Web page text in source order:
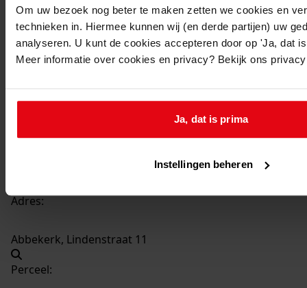
Om uw bezoek nog beter te maken zetten we cookies en
technieken in. Hiermee kunnen wij (en derde partijen) uw
analyseren. U kunt de cookies accepteren door op 'Ja, dat
Meer informatie over cookies en privacy? Bekijk ons
Ja, dat is prima
Instellingen beheren
Inventaris
685Bouwen van keuken tussen woning en schuur,
1978-1979
Datering:
1978-1979
Bouwen van keuken tussen woning en schuur
Adres:
Abbekerk, Lindenstraat 11
Perceel: